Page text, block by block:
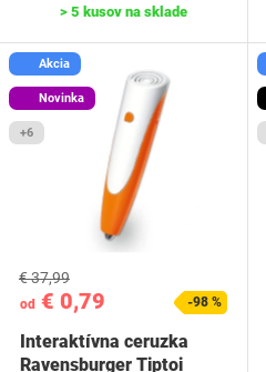
> 5 kusov na sklade
Akcia
Novinka
+6
od € 0,79
€ 37,99
-98 %
Interaktívna ceruzka
Ravensburger Tiptoi